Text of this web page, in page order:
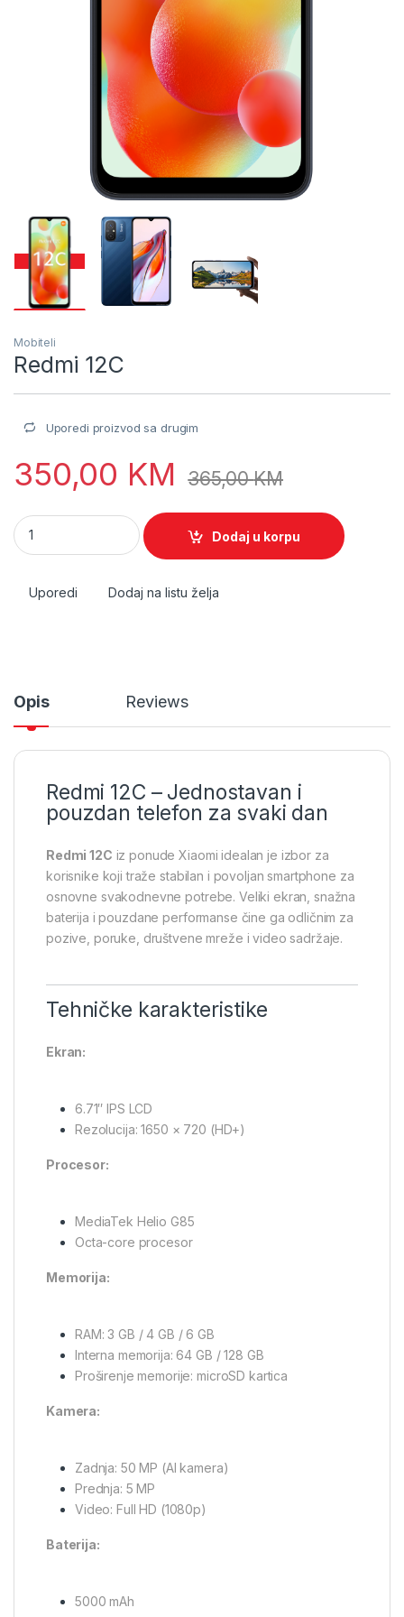
Mobiteli
Redmi 12C
Uporedi proizvod sa drugim
350,00 KM 365,00KM
Redmi 12C quantity
Dodaj u korpu
Uporedi Dodaj na listu želja
Opis Reviews
Redmi 12C – Jednostavan i
pouzdan telefon za svaki dan
Redmi 12C iz ponudeXiaomi idealan je izbor za
korisnike koji traže stabilan i povoljan smartphone za
osnovne svakodnevne potrebe. Veliki ekran, snažna
baterija i pouzdane performanse čine ga odličnim za
pozive, poruke, društvene mreže i video sadržaje.
Tehničke karakteristike
Ekran:
6.71″ IPS LCD
Rezolucija: 1650 × 720 (HD+)
Procesor:
MediaTek Helio G85
Octa-core procesor
Memorija:
RAM: 3 GB / 4 GB / 6 GB
Interna memorija: 64 GB / 128 GB
Proširenje memorije: microSD kartica
Kamera:
Zadnja: 50 MP (AI kamera)
Prednja: 5 MP
Video: Full HD (1080p)
Baterija:
5000 mAh